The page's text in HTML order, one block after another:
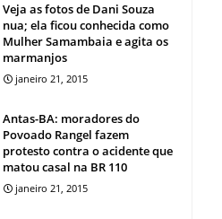
Veja as fotos de Dani Souza
nua; ela ficou conhecida como
Mulher Samambaia e agita os
marmanjos
janeiro 21, 2015
Antas-BA: moradores do
Povoado Rangel fazem
protesto contra o acidente que
matou casal na BR 110
janeiro 21, 2015